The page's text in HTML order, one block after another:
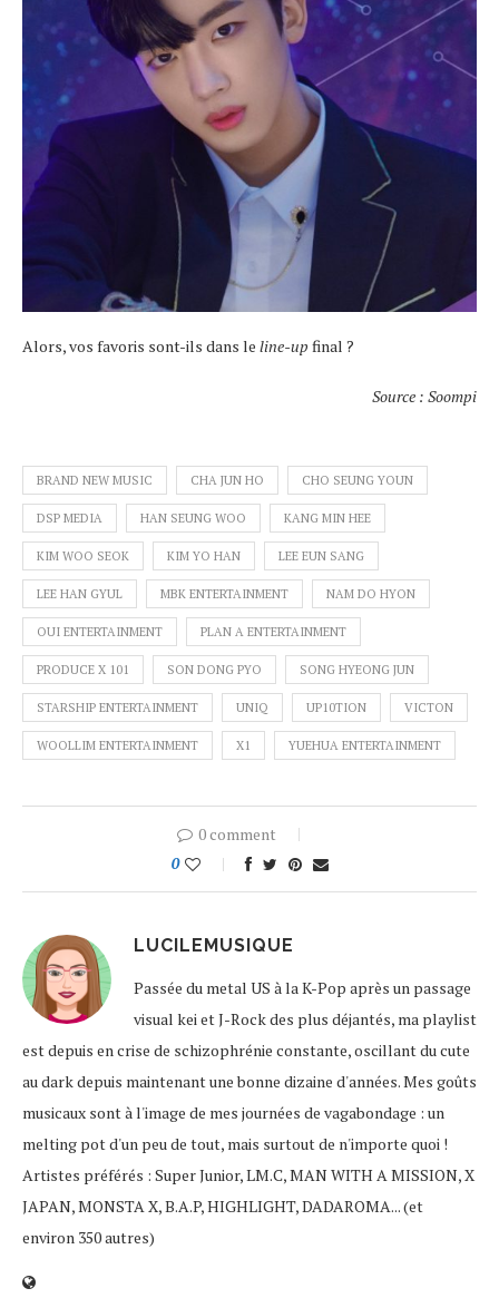
Alors, vos favoris sont-ils dans le line-up final ?
Source : Soompi
BRAND NEW MUSIC CHA JUN HO CHO SEUNG YOUN
DSP MEDIA HAN SEUNG WOO KANG MIN HEE
KIM WOO SEOK KIM YO HAN LEE EUN SANG
LEE HAN GYUL MBK ENTERTAINMENT NAM DO HYON
OUI ENTERTAINMENT PLAN A ENTERTAINMENT
PRODUCE X 101 SON DONG PYO SONG HYEONG JUN
STARSHIP ENTERTAINMENT UNIQ UP10TION VICTON
WOOLLIM ENTERTAINMENT X1 YUEHUA ENTERTAINMENT
0 comment
0
LUCILEMUSIQUE
Passée du metal US à la K-Pop après un passage
visual kei et J-Rock des plus déjantés, ma playlist
est depuis en crise de schizophrénie constante, oscillant du cute
au dark depuis maintenant une bonne dizaine d'années. Mes goûts
musicaux sont à l'image de mes journées de vagabondage : un
melting pot d'un peu de tout, mais surtout de n'importe quoi !
Artistes préférés : Super Junior, LM.C, MAN WITH A MISSION, X
JAPAN, MONSTA X, B.A.P, HIGHLIGHT, DADAROMA... (et
environ 350 autres)